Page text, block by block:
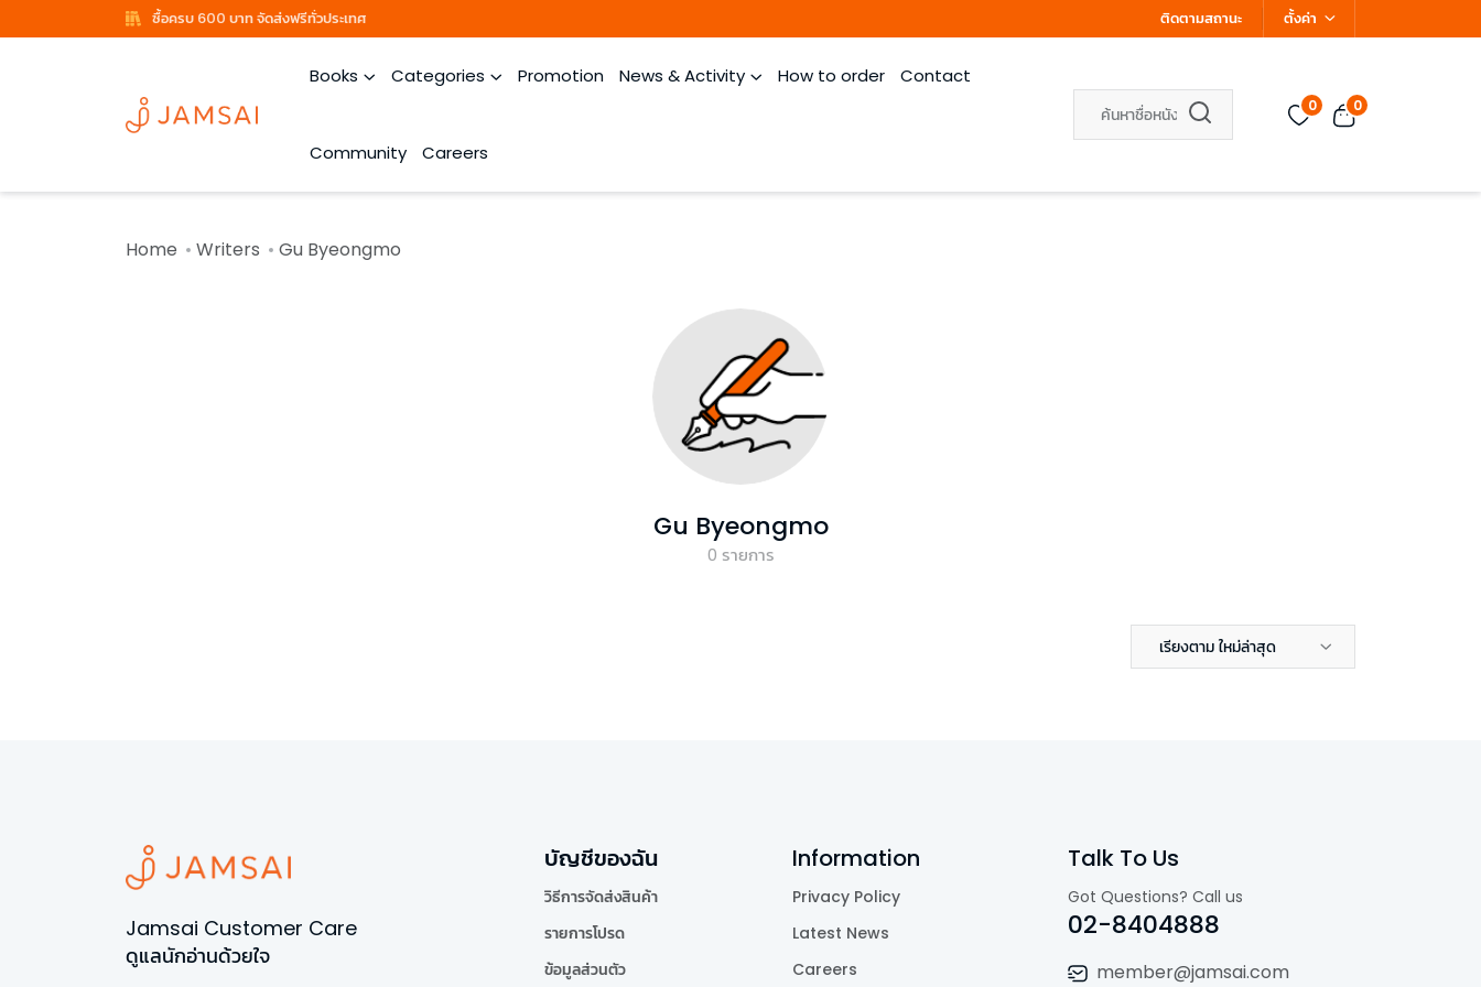
ซื้อครบ 600 บาท จัดส่งฟรีทั่วประเทศ ติดตามสถานะ ตั้งค่า
Books Categories Promotion News & Activity How to order Contact
Community Careers
0 0
Home Writers Gu Byeongmo
Gu Byeongmo
0 รายการ
เรียงตาม ใหม่ล่าสุด
Jamsai Customer Care
ดูแลนักอ่านด้วยใจ
บัญชีของฉัน
วิธีการจัดส่งสินค้า
รายการโปรด
ข้อมูลส่วนตัว
Information
Privacy Policy
Latest News
Careers
Talk To Us
Got Questions? Call us
02-8404888
member@jamsai.com